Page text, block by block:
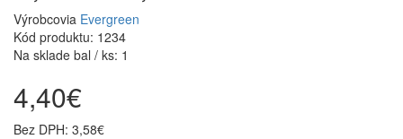
Výrobcovia Evergreen
Kód produktu: 1234
Na sklade bal / ks: 1
4,40€
Bez DPH: 3,58€